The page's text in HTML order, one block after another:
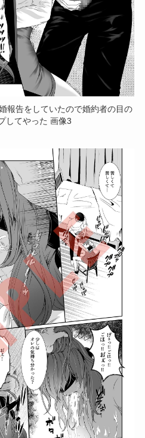
報告をしていたので婚約者の目の
してやった 画像3